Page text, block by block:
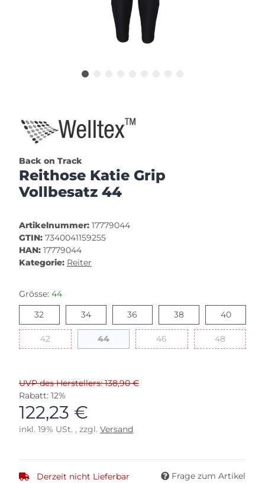
Back on Track
Reithose Katie Grip
Vollbesatz 44
Artikelnummer: 17779044
GTIN: 7340041159255
HAN: 17779044
Kategorie: Reiter
Grösse: 44
32
3434 36 3838 4040
4242 4444 46 4848
UVP des Herstellers: 138,90 €
Rabatt: 12%
122,23 €
inkl. 19% USt. , zzgl. Versand
Derzeit nicht Lieferbar Frage zum Artikel